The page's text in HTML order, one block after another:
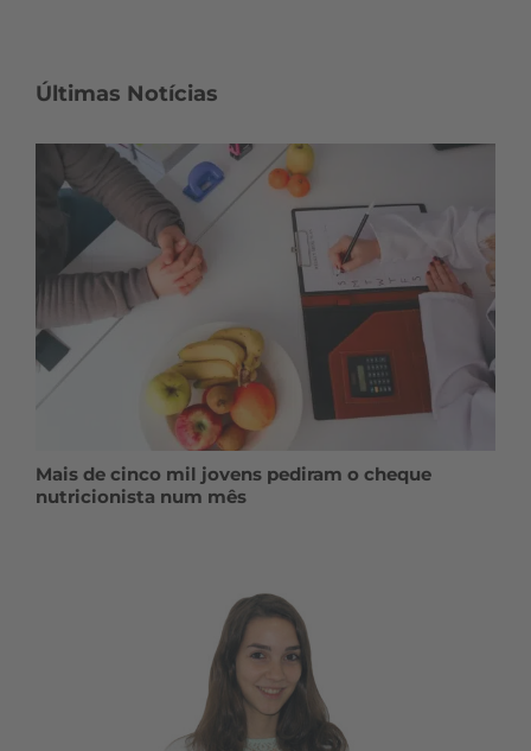
Últimas Notícias
Mais de cinco mil jovens pediram o cheque
nutricionista num mês